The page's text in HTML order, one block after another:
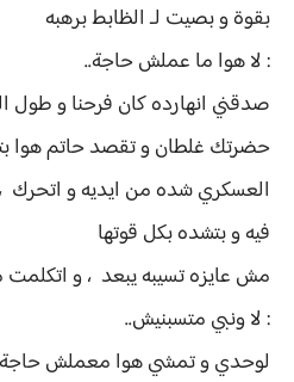
بقوة و بصيت لـ الظابط برهبه
: لا هوا ما عملش حاجة..
صدقني انهارده كان فرحنا و طول
حضرتك غلطان و تقصد حاتم هوا
العسكري شده من ايديه و
فيه و بتشده بكل قوتها
مش عايزه تسيبه يبعد ، و
: لا ونبي متسبنيش..
لوحدي و تمشي هوا معملش